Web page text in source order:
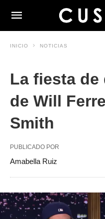
INICIO NOTICIAS
La fiesta de
de Will
Smith
PUBLICADO POR
Amabella Ruiz